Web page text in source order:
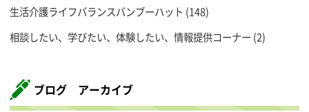
生活介護ライフバランスバンブーハット (148)
相談したい、学びたい、体験したい、情報提供コーナー (2)
ブログ アーカイブ